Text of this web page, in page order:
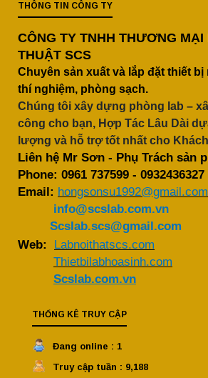
THÔNG TIN CÔNG TY
CÔNG TY TNHH THƯƠNG
THUẬT SCS
Chuyên sản xuất và lắp đặt thiết
thí nghiệm, phòng sạch.
Chúng tôi xây dựng phòng lab –
công cho bạn, Hợp Tác Lâu Dài
lượng và hỗ trợ tốt nhất cho
Liên hệ Mr Sơn - Phụ Trách sản
Phone: 0961 737599 - 0932436327
Email: hongsonsu1992@gmail.com
info@scslab.com.vn
Scslab.scs@gmail.com
Web: Labnoithatscs.com
Thietbilabhoasinh.com
Scslab.com.vn
THỐNG KÊ TRUY CẬP
Đang online : 1
Truy cập tuần : 9,188